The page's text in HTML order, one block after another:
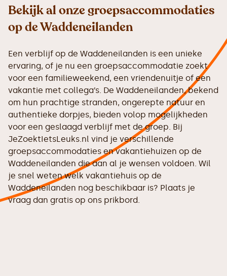
Bekijk al onze groepsaccommodaties
op de Waddeneilanden
Een verblijf op de Waddeneilanden is een unieke
ervaring, of je nu een groepsaccommodatie zoekt
voor een familieweekend, een vriendenuitje of een
vakantie met collega’s. De Waddeneilanden, bekend
om hun prachtige stranden, ongerepte natuur en
authentieke dorpjes, bieden volop mogelijkheden
voor een geslaagd verblijf met de groep. Bij
JeZoektIetsLeuks.nl vind je verschillende
groepsaccommodaties en vakantiehuizen op de
Waddeneilanden die aan al je wensen voldoen. Wil
je snel weten welk vakantiehuis op de
Waddeneilanden nog beschikbaar is? Plaats je
vraag dan gratis op ons prikbord.